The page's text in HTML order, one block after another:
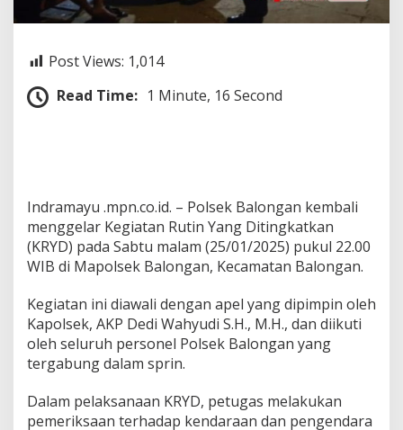
Y
,
n
s
i
S
e
g
l
a
M
a
c
m
G
Post Views: 1,014
Read Time: 1 Minute, 16 Second
Indramayu .mpn.co.id. – Polsek Balongan kembali
menggelar Kegiatan Rutin Yang Ditingkatkan
(KRYD) pada Sabtu malam (25/01/2025) pukul 22.00
WIB di Mapolsek Balongan, Kecamatan Balongan.
Kegiatan ini diawali dengan apel yang dipimpin oleh
Kapolsek, AKP Dedi Wahyudi S.H., M.H., dan diikuti
oleh seluruh personel Polsek Balongan yang
tergabung dalam sprin.
Dalam pelaksanaan KRYD, petugas melakukan
pemeriksaan terhadap kendaraan dan pengendara